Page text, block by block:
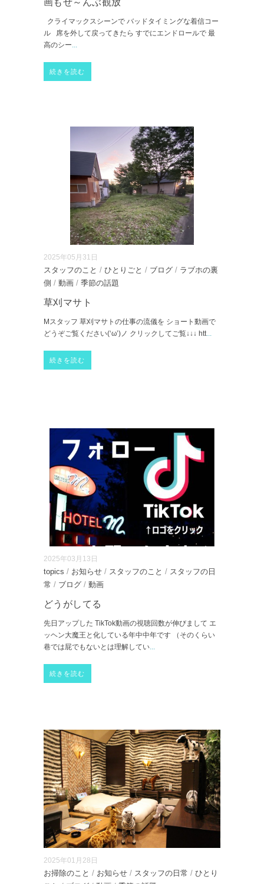
画もぜ～んぶ観放
クライマックスシーンで バッドタイミングな着信コー
ル 席を外して戻ってきたら すでにエンドロールで 最
高のシー...
続きを読む
2025年05月31日
スタッフのこと / ひとりごと / ブログ / ラブホの裏
側 / 動画 / 季節の話題
草刈マサト
Mスタッフ 草刈マサトの仕事の流儀を ショート動画で
どうぞご覧ください(‘ω’)ノ クリックしてご覧↓↓↓ htt...
続きを読む
2025年03月13日
topics / お知らせ / スタッフのこと / スタッフの日
常 / ブログ / 動画
どうがしてる
先日アップした TikTok動画の視聴回数が伸びまして エ
ッヘン大魔王と化している年中中年です （そのくらい
巷では屁でもないとは理解してい...
続きを読む
2025年01月28日
お掃除のこと / お知らせ / スタッフの日常 / ひとり